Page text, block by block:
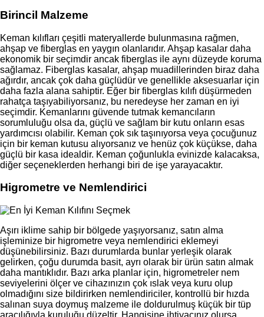
Birincil Malzeme
Keman kılıfları çeşitli materyallerde bulunmasına rağmen,
ahşap ve fiberglas en yaygın olanlarıdır. Ahşap kasalar daha
ekonomik bir seçimdir ancak fiberglas ile aynı düzeyde koruma
sağlamaz. Fiberglas kasalar, ahşap muadillerinden biraz daha
ağırdır, ancak çok daha güçlüdür ve genellikle aksesuarlar için
daha fazla alana sahiptir. Eğer bir fiberglas kılıfı düşürmeden
rahatça taşıyabiliyorsanız, bu neredeyse her zaman en iyi
seçimdir. Kemanlarını güvende tutmak kemancıların
sorumluluğu olsa da, güçlü ve sağlam bir kutu onların esas
yardımcısı olabilir. Keman çok sık taşınıyorsa veya çocuğunuz
için bir keman kutusu alıyorsanız ve henüz çok küçükse, daha
güçlü bir kasa idealdir. Keman çoğunlukla evinizde kalacaksa,
diğer seçeneklerden herhangi biri de işe yarayacaktır.
Higrometre ve Nemlendirici
Aşırı iklime sahip bir bölgede yaşıyorsanız, satın alma
işleminize bir higrometre veya nemlendirici eklemeyi
düşünebilirsiniz. Bazı durumlarda bunlar yerleşik olarak
gelirken, çoğu durumda basit, ayrı olarak bir ürün satın almak
daha mantıklıdır. Bazı arka planlar için, higrometreler nem
seviyelerini ölçer ve cihazınızın çok ıslak veya kuru olup
olmadığını size bildirirken nemlendiriciler, kontrollü bir hızda
salınan suya doymuş malzeme ile doldurulmuş küçük bir tüp